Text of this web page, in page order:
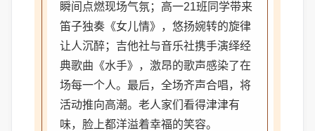
瞬间点燃现场气氛；高一21班同学带来
笛子独奏《女儿情》，悠扬婉转的旋律
让人沉醉；吉他社与音乐社携手演绎经
典歌曲《水手》，激昂的歌声感染了在
场每一个人。最后，全场齐声合唱，将
活动推向高潮。老人家们看得津津有
味，脸上都洋溢着幸福的笑容。